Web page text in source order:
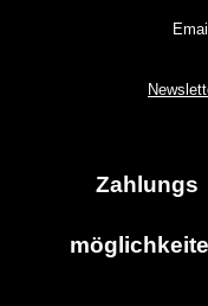
Zahlungs
möglich